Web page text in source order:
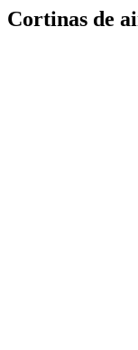
Cortinas de